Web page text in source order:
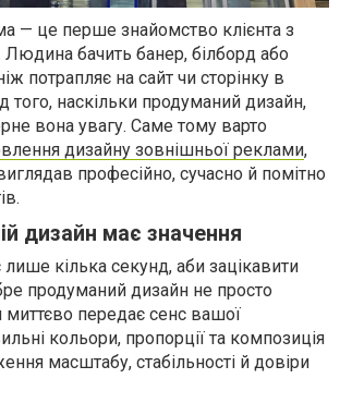
— це перше знайомство клієнта з
бачить банер, білборд або
потрапляє на сайт чи сторінку в
того, наскільки продуманий дизайн,
вона увагу. Саме тому варто
дизайну зовнішньої реклами,
професійно, сучасно й помітно
дизайн має значення
лише кілька секунд, аби зацікавити
продуманий дизайн не просто
передає сенс вашої
кольори, пропорції та композиція
масштабу, стабільності й довіри